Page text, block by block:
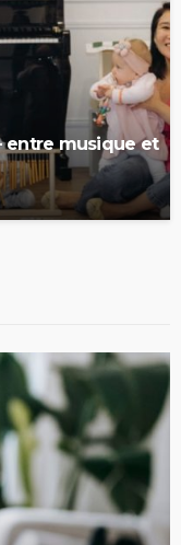
entre musique et